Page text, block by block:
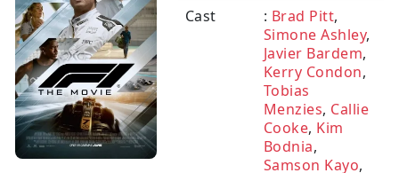
Cast
: Brad Pitt,
Simone Ashley,
Javier Bardem,
Kerry Condon,
Tobias
Menzies, Callie
Cooke, Kim
Bodnia,
Samson Kayo,